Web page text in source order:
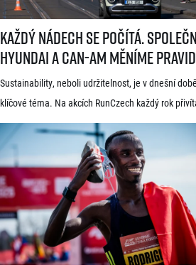
Každý nádech se počítá.
Hyundai a Can-Am měníme
hry
Sustainability, neboli udržitelnost, je v dnešní době
klíčové téma. Na akcích RunCzech každý rok
statisíce osob, které motivujeme k pohybu a
životnímu stylu. S každou masovou akcí se však
odpovědnost vůči životnímu prostředí a pro nás
v RunCzech jde samozřejmě o důležitou součást při
pořádání našich závodů. Společnost RunCzech se
dlouhodobě snaží vylepšovat svá opatření
s udržitelností při […]
Každý nádech se počítá. Společně s